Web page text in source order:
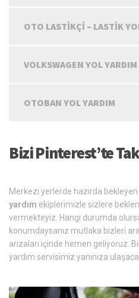
OTO LASTIKÇI – LASTIK
VOLKSWAGEN YOL YARDIM
OTOBAN YOL YARDIM
Bizi Pinterest’te
Merkezi yerlerde hazırda bekleyen
yardım ekiplerimizle sizlere
vermekteyiz. Hangi durumda
konumdaysanız mutlaka bizleri
arızaları içinde hemen geliyoruz.
yardım servisimiz yanınıza